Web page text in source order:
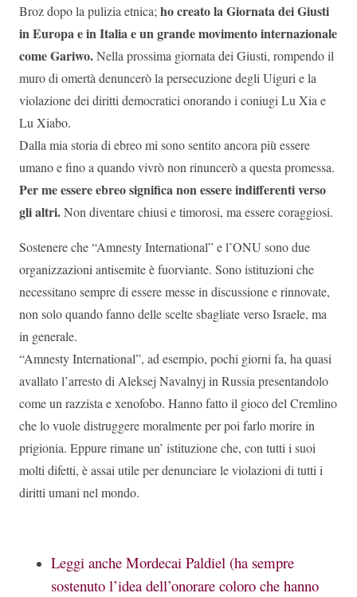
Broz dopo la pulizia etnica;ho creato la Giornata dei Giusti
in Europa e in Italia e un grande movimento internazionale
come Gariwo.Nella prossima giornata dei Giusti, rompendo il
muro di omertà denuncerò la persecuzione degli Uiguri e la
violazione dei diritti democratici onorando i coniugi Lu Xia e
Lu Xiabo.
Dalla mia storia di ebreo mi sono sentito ancora più essere
umano e fino a quando vivrò non rinuncerò a questa promessa.
Per me essere ebreo significa non essere indifferenti verso
gli altri.Non diventare chiusi e timorosi, ma essere coraggiosi.
Sostenere che “Amnesty International” e l’ONU sono due
organizzazioni antisemite è fuorviante. Sono istituzioni che
necessitano sempre di essere messe in discussione e rinnovate,
non solo quando fanno delle scelte sbagliate verso Israele, ma
in generale.
“Amnesty International”, ad esempio, pochi giorni fa, ha quasi
avallato l’arresto di Aleksej Navalnyj in Russia presentandolo
come un razzista e xenofobo. Hanno fatto il gioco del Cremlino
che lo vuole distruggere moralmente per poi farlo morire in
prigionia. Eppure rimane un’ istituzione che, con tutti i suoi
molti difetti, è assai utile per denunciare le violazioni di tutti i
diritti umani nel mondo.
Leggi anche Mordecai Paldiel (ha sempre
sostenuto l’idea dell’onorare coloro che hanno